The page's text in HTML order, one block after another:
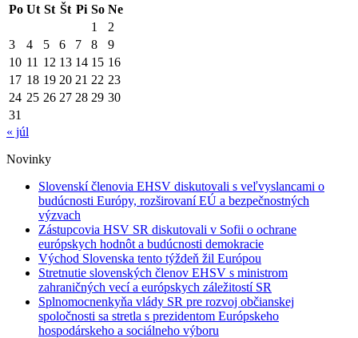
Po Ut St Št Pi So Ne
1
2
3
4 5 6 7 8
9
10 11 12 13 14 15 16
17 18 19 20 21 22 23
24 25 26 27 28 29 30
31
« júl
Novinky
Slovenskí členovia EHSV diskutovali s veľvyslancami o
budúcnosti Európy, rozširovaní EÚ a bezpečnostných
výzvach
Zástupcovia HSV SR diskutovali v Sofii o ochrane
európskych hodnôt a budúcnosti demokracie
Východ Slovenska tento týždeň žil Európou
Stretnutie slovenských členov EHSV s ministrom
zahraničných vecí a európskych záležitostí SR
Splnomocnenkyňa vlády SR pre rozvoj občianskej
spoločnosti sa stretla s prezidentom Európskeho
hospodárskeho a sociálneho výboru